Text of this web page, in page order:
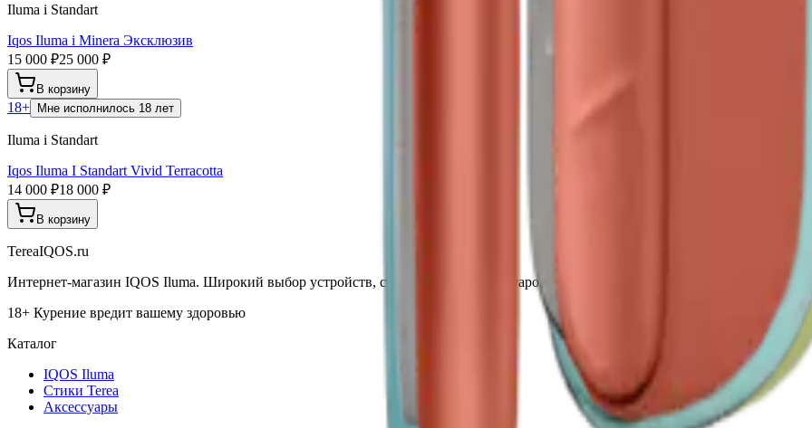
Iluma i Standart
Iqos Iluma i Minera Эксклюзив
15 000 ₽25 000 ₽
В корзину
18+ Мне исполнилось 18 лет
Iluma i Standart
Iqos Iluma I Standart Vivid Terracotta
14 000 ₽18 000 ₽
В корзину
TereaIQOS.ru
Интернет-магазин IQOS Iluma. Широкий выбор устройств, стиков Terea и аксессуаров по выгодным ценам с доставкой по
18+ Курение вредит вашему здоровью
Каталог
IQOS Iluma
Стики Terea
Аксессуары